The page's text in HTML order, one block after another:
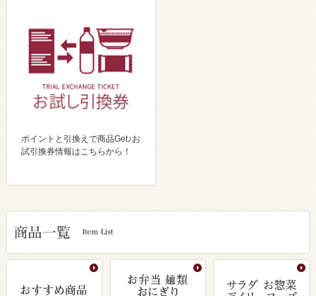
ポイントと引換えで商品Get♪お
試引換券情報はこちらから！